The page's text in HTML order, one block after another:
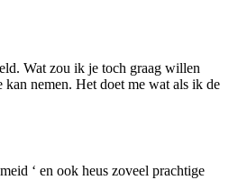
Wat zou ik je toch graag willen
nemen. Het doet me wat als ik de
‘ en ook heus zoveel prachtige